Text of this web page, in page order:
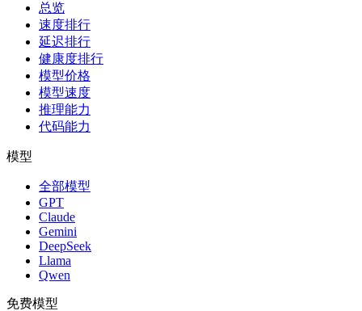
总览
速度排行
延迟排行
健康度排行
模型价格
模型速度
推理能力
代码能力
模型
全部模型
GPT
Claude
Gemini
DeepSeek
Llama
Qwen
免费模型